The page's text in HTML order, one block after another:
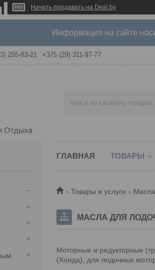
Начать продавать на Deal.by
Информация на сайте
255-83-21 +375 (29) 311-97-77
Отдыха
ГЛАВНАЯ ТОВАРЫ
Товары и услуги
МАСЛА ДЛЯ
Моторные и редукторные
(Хонда), для лодочных